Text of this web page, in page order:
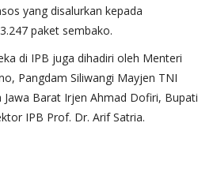
yang disalurkan kepada
paket sembako.
di IPB juga dihadiri oleh Menteri
Pangdam Siliwangi Mayjen TNI
Jawa Barat Irjen Ahmad Dofiri, Bupati
IPB Prof. Dr. Arif Satria.